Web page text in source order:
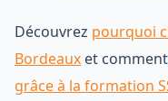
Découvrez pourquoi
Bordeaux et comment
grâce à la formation